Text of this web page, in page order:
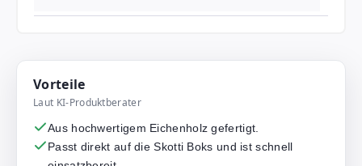
Vorteile
Laut KI-Produktberater
Aus hochwertigem Eichenholz gefertigt.
Passt direkt auf die Skotti Boks und ist schnell